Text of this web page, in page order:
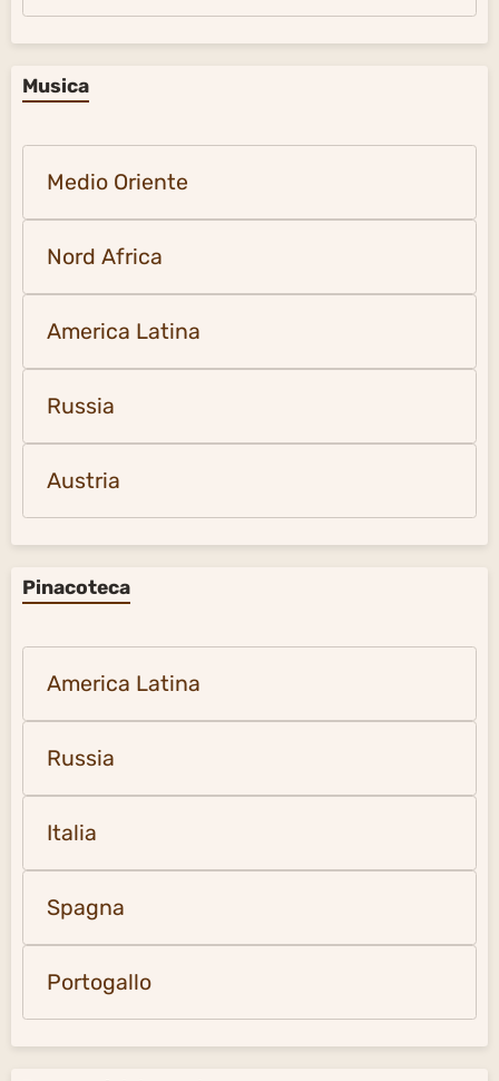
Musica
Medio Oriente
Nord Africa
America Latina
Russia
Austria
Pinacoteca
America Latina
Russia
Italia
Spagna
Portogallo